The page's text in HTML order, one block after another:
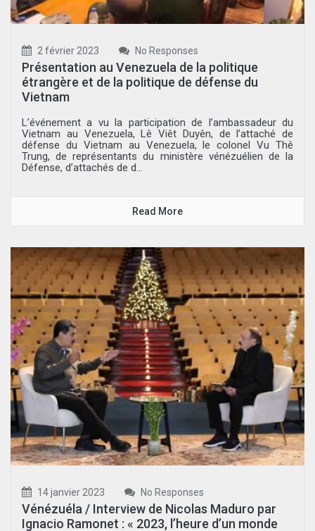
2 février 2023 No Responses
Présentation au Venezuela de la politique
étrangère et de la politique de défense du
Vietnam
L’événement a vu la participation de l’ambassadeur du
Vietnam au Venezuela, Lê Viêt Duyên, de l’attaché de
défense du Vietnam au Venezuela, le colonel Vu Thê
Trung, de représentants du ministère vénézuélien de la
Défense, d’attachés de d...
Read More
14 janvier 2023 No Responses
Vénézuéla / Interview de Nicolas Maduro par
Ignacio Ramonet : « 2023, l’heure d’un monde